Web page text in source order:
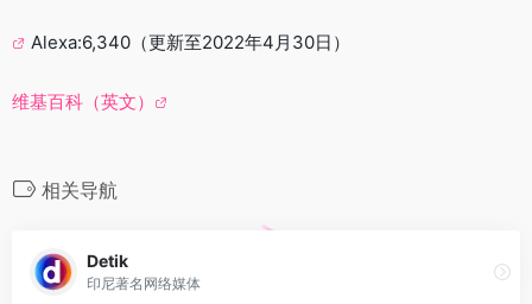
Alexa:6,340（更新至2022年4月30日）
维基百科（英文）
相关导航
Detik
印尼著名网络媒体